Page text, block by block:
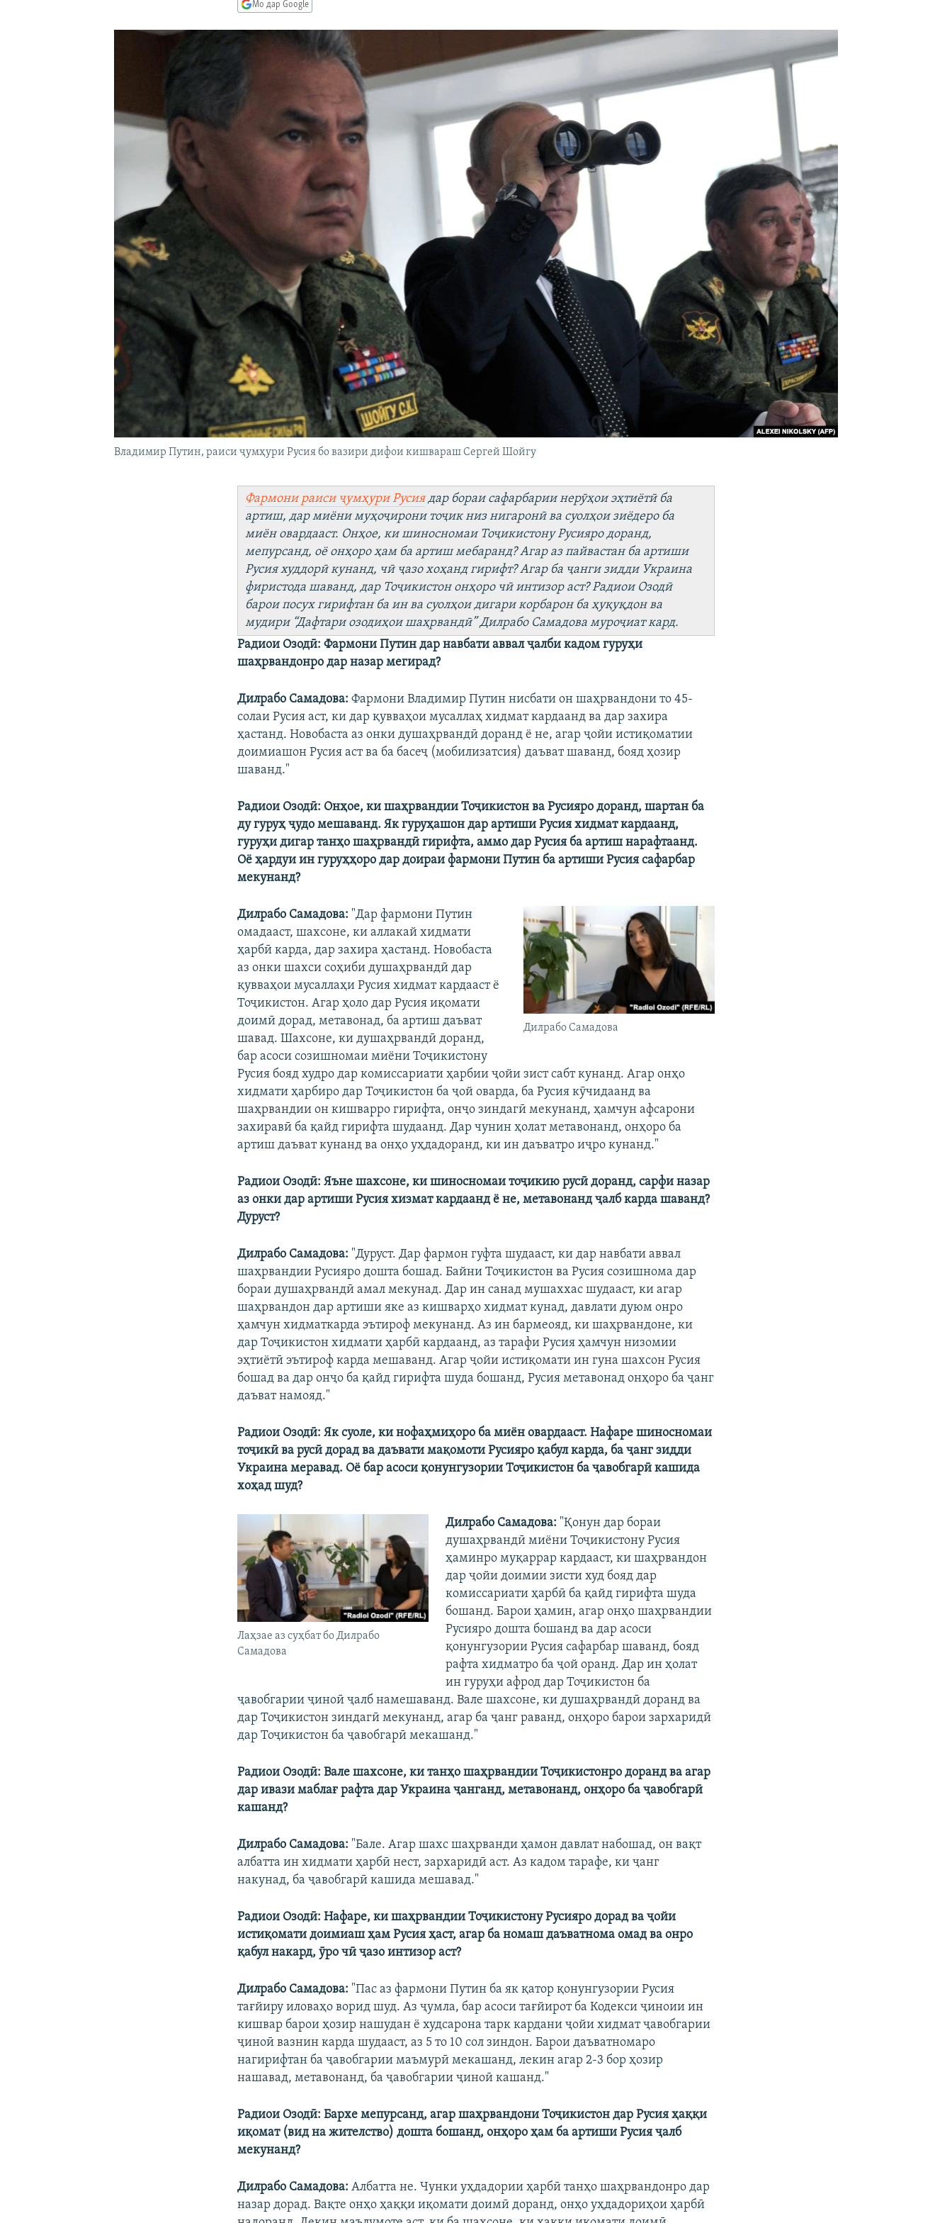
Мо дар Google
Владимир Путин, раиси ҷумҳури Русия бо вазири дифои кишвараш Сергей Шойгу
Фармони раиси ҷумҳури Русиядар бораи сафарбарии нерӯҳои эҳтиётӣ ба
артиш, дар миёни муҳоҷирони тоҷик низ нигаронӣ ва суолҳои зиёдеро ба
миён овардааст. Онҳое, ки шиносномаи Тоҷикистону Русияро доранд,
мепурсанд, оё онҳоро ҳам ба артиш мебаранд? Агар аз пайвастан ба артиши
Русия худдорӣ кунанд, чӣ ҷазо хоҳанд гирифт? Агар ба ҷанги зидди Украина
фиристода шаванд, дар Тоҷикистон онҳоро чӣ интизор аст? Радиои Озодӣ
барои посух гирифтан ба ин ва суолҳои дигари корбарон ба ҳуқуқдон ва
мудири “Дафтари озодиҳои шаҳрвандӣ” Дилрабо Самадова муроҷиат кард.
Радиои Озодӣ: Фармони Путин дар навбати аввал ҷалби кадом гуруҳи
шаҳрвандонро дар назар мегирад?
Дилрабо Самадова:Фармони Владимир Путин нисбати он шаҳрвандони то 45-
солаи Русия аст, ки дар қувваҳои мусаллаҳ хидмат кардаанд ва дар захира
ҳастанд. Новобаста аз онки душаҳрвандӣ доранд ё не, агар ҷойи истиқоматии
доимиашон Русия аст ва ба басеҷ (мобилизатсия) даъват шаванд, бояд ҳозир
шаванд."
Радиои Озодӣ: Онҳое, ки шаҳрвандии Тоҷикистон ва Русияро доранд, шартан ба
ду гуруҳ ҷудо мешаванд. Як гуруҳашон дар артиши Русия хидмат кардаанд,
гуруҳи дигар танҳо шаҳрвандӣ гирифта, аммо дар Русия ба артиш нарафтаанд.
Оё ҳардуи ин гуруҳҳоро дар доираи фармони Путин ба артиши Русия сафарбар
мекунанд?
Дилрабо Самадова
Дилрабо Самадова: "Дар фармони Путин
омадааст, шахсоне, ки аллакай хидмати
ҳарбӣ карда, дар захира ҳастанд. Новобаста
аз онки шахси соҳиби душаҳрвандӣ дар
қувваҳои мусаллаҳи Русия хидмат кардааст ё
Тоҷикистон. Агар ҳоло дар Русия иқомати
доимӣ дорад, метавонад, ба артиш даъват
шавад. Шахсоне, ки душаҳрвандӣ доранд,
бар асоси созишномаи миёни Тоҷикистону
Русия бояд худро дар комиссариати ҳарбии ҷойи зист сабт кунанд. Агар онҳо
хидмати ҳарбиро дар Тоҷикистон ба ҷой оварда, ба Русия кӯчидаанд ва
шаҳрвандии он кишварро гирифта, онҷо зиндагӣ мекунанд, ҳамчун афсарони
захиравӣ ба қайд гирифта шудаанд. Дар чунин ҳолат метавонанд, онҳоро ба
артиш даъват кунанд ва онҳо уҳдадоранд, ки ин даъватро иҷро кунанд."
Радиои Озодӣ: Яъне шахсоне, ки шиносномаи тоҷикию русӣ доранд, сарфи назар
аз онки дар артиши Русия хизмат кардаанд ё не, метавонанд ҷалб карда шаванд?
Дуруст?
Дилрабо Самадова: "Дуруст. Дар фармон гуфта шудааст, ки дар навбати аввал
шаҳрвандии Русияро дошта бошад. Байни Тоҷикистон ва Русия созишнома дар
бораи душаҳрвандӣ амал мекунад. Дар ин санад мушаххас шудааст, ки агар
шаҳрвандон дар артиши яке аз кишварҳо хидмат кунад, давлати дуюм онро
ҳамчун хидматкарда эътироф мекунанд. Аз ин бармеояд, ки шаҳрвандоне, ки
дар Тоҷикистон хидмати ҳарбӣ кардаанд, аз тарафи Русия ҳамчун низомии
эҳтиётӣ эътироф карда мешаванд. Агар ҷойи истиқомати ин гуна шахсон Русия
бошад ва дар онҷо ба қайд гирифта шуда бошанд, Русия метавонад онҳоро ба ҷанг
даъват намояд."
Радиои Озодӣ: Як суоле, ки нофаҳмиҳоро ба миён овардааст. Нафаре шиносномаи
тоҷикӣ ва русӣ дорад ва даъвати мақомоти Русияро қабул карда, ба ҷанг зидди
Украина меравад. Оё бар асоси қонунгузории Тоҷикистон ба ҷавобгарӣ кашида
хоҳад шуд?
Лаҳзае аз суҳбат бо Дилрабо
Самадова
Дилрабо Самадова: "Қонун дар бораи
душаҳрвандӣ миёни Тоҷикистону Русия
ҳаминро муқаррар кардааст, ки шаҳрвандон
дар ҷойи доимии зисти худ бояд дар
комиссариати ҳарбӣ ба қайд гирифта шуда
бошанд. Барои ҳамин, агар онҳо шаҳрвандии
Русияро дошта бошанд ва дар асоси
қонунгузории Русия сафарбар шаванд, бояд
рафта хидматро ба ҷой оранд. Дар ин ҳолат
ин гуруҳи афрод дар Тоҷикистон ба
ҷавобгарии ҷиноӣ ҷалб намешаванд. Вале шахсоне, ки душаҳрвандӣ доранд ва
дар Тоҷикистон зиндагӣ мекунанд, агар ба ҷанг раванд, онҳоро барои зархаридӣ
дар Тоҷикистон ба ҷавобгарӣ мекашанд."
Радиои Озодӣ: Вале шахсоне, ки танҳо шаҳрвандии Тоҷикистонро доранд ва агар
дар ивази маблағ рафта дар Украина ҷанганд, метавонанд, онҳоро ба ҷавобгарӣ
кашанд?
Дилрабо Самадова: "Бале. Агар шахс шаҳрванди ҳамон давлат набошад, он вақт
албатта ин хидмати ҳарбӣ нест, зархаридӣ аст. Аз кадом тарафе, ки ҷанг
накунад, ба ҷавобгарӣ кашида мешавад."
Радиои Озодӣ: Нафаре, ки шаҳрвандии Тоҷикистону Русияро дорад ва ҷойи
истиқомати доимиаш ҳам Русия ҳаст, агар ба номаш даъватнома омад ва онро
қабул накард, ӯро чӣ ҷазо интизор аст?
Дилрабо Самадова: "Пас аз фармони Путин ба як қатор қонунгузории Русия
тағйиру иловаҳо ворид шуд. Аз ҷумла, бар асоси тағйирот ба Кодекси ҷиноии ин
кишвар барои ҳозир нашудан ё худсарона тарк кардани ҷойи хидмат ҷавобгарии
ҷиноӣ вазнин карда шудааст, аз 5 то 10 сол зиндон. Барои даъватномаро
нагирифтан ба ҷавобгарии маъмурӣ мекашанд, лекин агар 2-3 бор ҳозир
нашавад, метавонанд, ба ҷавобгарии ҷиноӣ кашанд."
Радиои Озодӣ: Бархе мепурсанд, агар шаҳрвандони Тоҷикистон дар Русия ҳаққи
иқомат (вид на жителство) дошта бошанд, онҳоро ҳам ба артиши Русия ҷалб
мекунанд?
Дилрабо Самадова:Албатта не. Чунки уҳдадории ҳарбӣ танҳо шаҳрвандонро дар
назар дорад. Вақте онҳо ҳаққи иқомати доимӣ доранд, онҳо уҳдадориҳои ҳарбӣ